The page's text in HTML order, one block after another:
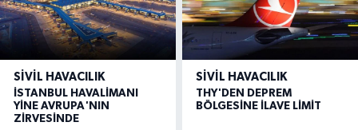
SIVIL HAVACILIK
İSTANBUL HAVALİMANI
YİNE AVRUPA'NIN
ZİRVESİNDE
SIVIL HAVACILIK
THY'DEN DEPREM
BÖLGESİNE İLAVE LİMİT